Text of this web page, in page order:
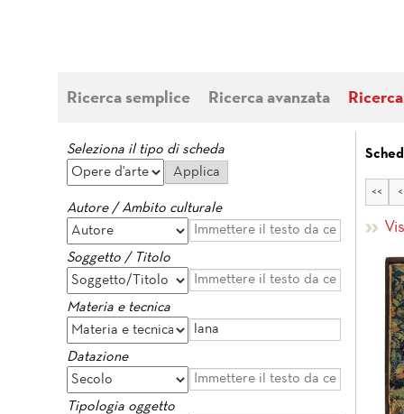
Ricerca semplice Ricerca avanzata
Seleziona il tipo di scheda
Autore / Ambito culturale
Soggetto / Titolo
Materia e tecnica
Datazione
Tipologia oggetto
<< <